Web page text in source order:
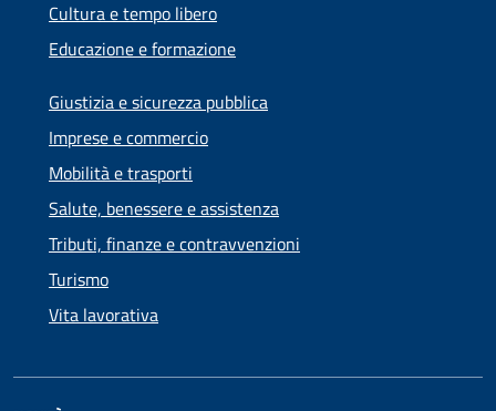
Cultura e tempo libero
Educazione e formazione
Giustizia e sicurezza pubblica
Imprese e commercio
Mobilità e trasporti
Salute, benessere e assistenza
Tributi, finanze e contravvenzioni
Turismo
Vita lavorativa